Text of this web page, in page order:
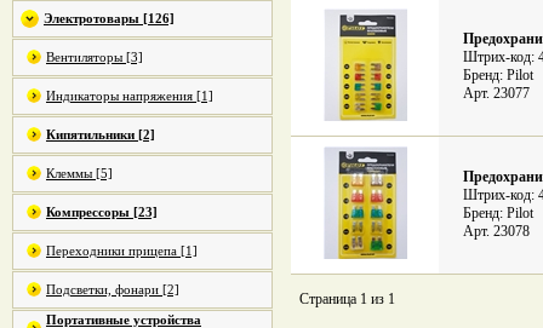
Электротовары [126]
Вентиляторы [3]
Индикаторы напряжения [1]
Кипятильники [2]
Клеммы [5]
Компрессоры [23]
Переходники прицепа [1]
Подсветки, фонари [2]
Портативные устройства
Штрих-код:
Бренд: Pilot
Арт. 23077
Штрих-код:
Бренд: Pilot
Арт. 23078
Страница 1 из 1